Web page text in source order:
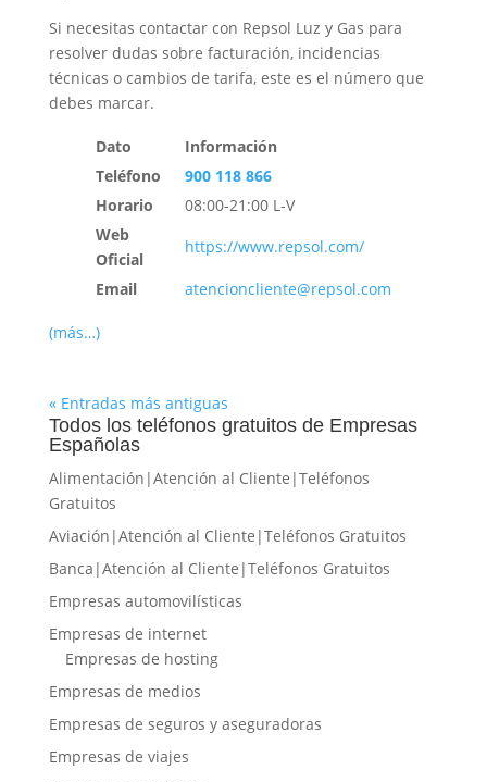
Si necesitas contactar con Repsol Luz y Gas para
resolver dudas sobre facturación, incidencias
técnicas o cambios de tarifa, este es el número que
debes marcar.
Dato
Información
Teléfono
900 118 866
Horario
08:00-21:00 L-V
Web
Oficial
https://www.repsol.com/
Email atencioncliente@repsol.com
(más…)
« Entradas más antiguas
Todos los teléfonos gratuitos de Empresas
Españolas
Alimentación|Atención al Cliente|Teléfonos
Gratuitos
Aviación|Atención al Cliente|Teléfonos Gratuitos
Banca|Atención al Cliente|Teléfonos Gratuitos
Empresas automovilísticas
Empresas de internet
Empresas de hosting
Empresas de medios
Empresas de seguros y aseguradoras
Empresas de viajes